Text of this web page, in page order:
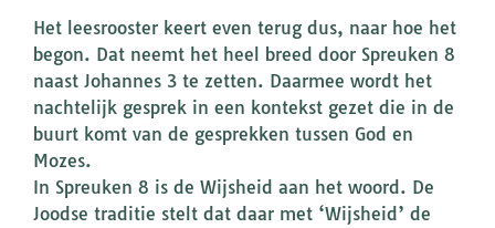
Het leesrooster keert even terug dus, naar hoe het
begon. Dat neemt het heel breed door Spreuken 8
naast Johannes 3 te zetten. Daarmee wordt het
nachtelijk gesprek in een kontekst gezet die in de
buurt komt van de gesprekken tussen God en
Mozes.
In Spreuken 8 is de Wijsheid aan het woord. De
Joodse traditie stelt dat daar met ‘Wijsheid’ de